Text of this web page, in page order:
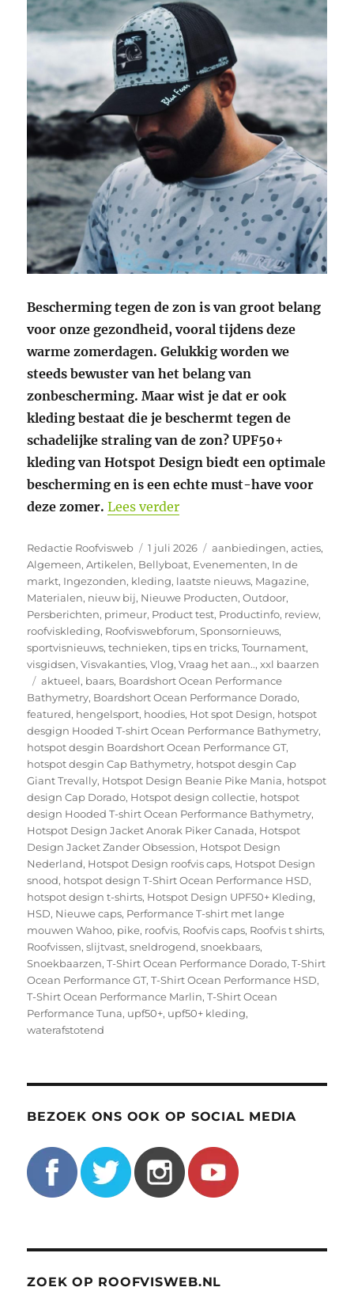
Bescherming tegen de zon is van groot belang
voor onze gezondheid, vooral tijdens deze
warme zomerdagen. Gelukkig worden we
steeds bewuster van het belang van
zonbescherming. Maar wist je dat er ook
kleding bestaat die je beschermt tegen de
schadelijke straling van de zon? UPF50+
kleding van Hotspot Design biedt een optimale
bescherming en is een echte must-have voor
deze zomer. Lees verder“Bescherm je huid tegen
Auteur
Redactie Roofvisweb
Geplaatst
op
1 juli 2026 Categorieën
aanbiedingen,acties,
Algemeen,Artikelen, Bellyboat, Evenementen, In de
markt, Ingezonden, kleding, laatste nieuws, Magazine,
Materialen, nieuw bij, Nieuwe Producten,Outdoor,
Persberichten, primeur, Product test, Productinfo, review,
roofviskleding, Roofviswebforum,Sponsornieuws,
sportvisnieuws,technieken,tips en tricks,Tournament,
visgidsen,Visvakanties,Vlog,Vraag het aan..,xxl baarzen
Tags
aktueel, baars, Boardshort Ocean Performance
Bathymetry, Boardshort Ocean Performance Dorado,
featured, hengelsport, hoodies, Hot spot Design, hotspot
desgign Hooded T-shirt Ocean Performance Bathymetry,
hotspot desgin Boardshort Ocean Performance GT,
hotspot desgin Cap Bathymetry, hotspot desgin Cap
Giant Trevally, Hotspot Design Beanie Pike Mania, hotspot
design Cap Dorado, Hotspot design collectie, hotspot
design Hooded T-shirt Ocean Performance Bathymetry,
Hotspot Design Jacket Anorak Piker Canada, Hotspot
Design Jacket Zander Obsession, Hotspot Design
Nederland, Hotspot Design roofvis caps, Hotspot Design
snood, hotspot design T-Shirt Ocean Performance HSD,
hotspot design t-shirts, Hotspot Design UPF50+ Kleding,
HSD, Nieuwe caps, Performance T-shirt met lange
mouwen Wahoo, pike, roofvis, Roofvis caps, Roofvis t shirts,
Roofvissen,slijtvast,sneldrogend,snoekbaars,
Snoekbaarzen,T-Shirt Ocean Performance Dorado,T-Shirt
Ocean Performance GT,T-Shirt Ocean Performance HSD,
T-Shirt Ocean Performance Marlin,T-Shirt Ocean
Performance Tuna, upf50+, upf50+ kleding,
waterafstotend
BEZOEK ONS OOK OP SOCIAL MEDIA
ZOEK OP ROOFVISWEB.NL